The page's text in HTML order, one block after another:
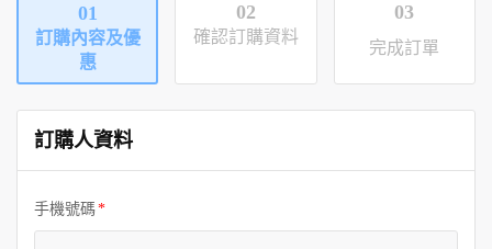
01
訂購內容及優
惠
02
確認訂購資料
03
完成訂單
訂購人資料
手機號碼